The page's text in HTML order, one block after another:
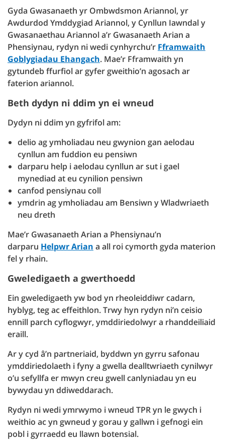
Gyda Gwasanaeth yr Ombwdsmon Ariannol, yr
Awdurdod Ymddygiad Ariannol, y Cynllun Iawndal y
Gwasanaethau Ariannol a’r Gwasanaeth Arian a
Phensiynau, rydyn ni wedi cynhyrchu’r Fframwaith
Goblygiadau Ehangach. Mae’r Fframwaith yn
gytundeb ffurfiol ar gyfer gweithio’n agosach ar
faterion ariannol.
Beth dydyn ni ddim yn ei wneud
Dydyn ni ddim yn gyfrifol am:
delio ag ymholiadau neu gwynion gan aelodau
cynllun am fuddion eu pensiwn
darparu help i aelodau cynllun ar sut i gael
mynediad at eu cynilion pensiwn
canfod pensiynau coll
ymdrin ag ymholiadau am Bensiwn y Wladwriaeth
neu dreth
Mae’r Gwasanaeth Arian a Phensiynau’n
darparu Helpwr Arian a all roi cymorth gyda materion
fel y rhain.
Gweledigaeth a gwerthoedd
Ein gweledigaeth yw bod yn rheoleiddiwr cadarn,
hyblyg, teg ac effeithlon. Trwy hyn rydyn ni’n ceisio
ennill parch cyflogwyr, ymddiriedolwyr a rhanddeiliaid
eraill.
Ar y cyd â’n partneriaid, byddwn yn gyrru safonau
ymddiriedolaeth i fyny a gwella dealltwriaeth cynilwyr
o’u sefyllfa er mwyn creu gwell canlyniadau yn eu
bywydau yn ddiweddarach.
Rydyn ni wedi ymrwymo i wneud TPR yn le gwych i
weithio ac yn gwneud y gorau y gallwn i gefnogi ein
pobl i gyrraedd eu llawn botensial.